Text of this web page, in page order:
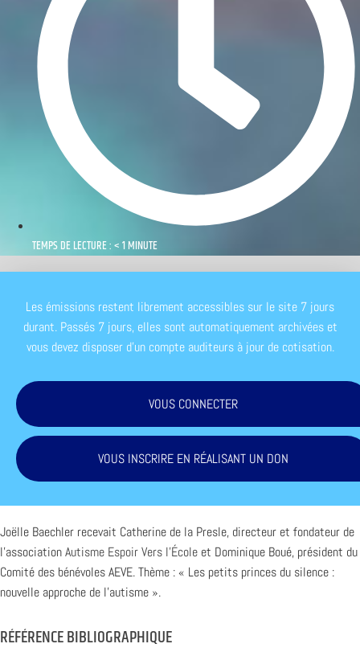
TEMPS DE LECTURE : < 1 MINUTE
Les émissions restent librement accessibles sur le site 7 jours
durant. Passés 7 jours, elles sont automatiquement archivées et
vous devez disposer d'un compte auditeurs à jour de cotisation.
VOUS CONNECTER
VOUS INSCRIRE EN RÉALISANT UN DON
Joëlle Baechler recevait Catherine de la Presle, directeur et fondateur de
l’associationAutisme Espoir Vers l’École et Dominique Boué, président du
Comité des bénévoles AEVE. Thème : « Les petits princes du silence :
nouvelle approche de l’autisme ».
RÉFÉRENCE BIBLIOGRAPHIQUE